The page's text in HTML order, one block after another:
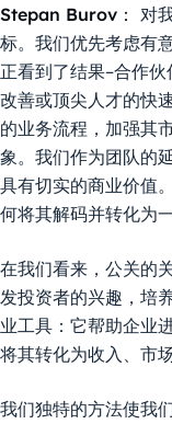
Stepan Burov： 对
标。我们优先考虑有
正看到了结果–合作
改善或顶尖人才的快
的业务流程，加强其
象。我们作为团队的
具有切实的商业价值
何将其解码并转化为
在我们看来，公关的
发投资者的兴趣，培
业工具：它帮助企业
将其转化为收入、市
我们独特的方法使我